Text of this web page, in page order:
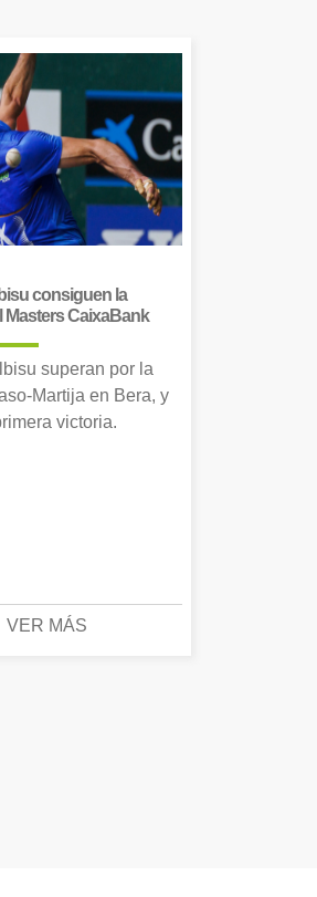
consiguen la
Masters CaixaBank
superan por la
Martija en Bera, y
victoria.
VER MÁS